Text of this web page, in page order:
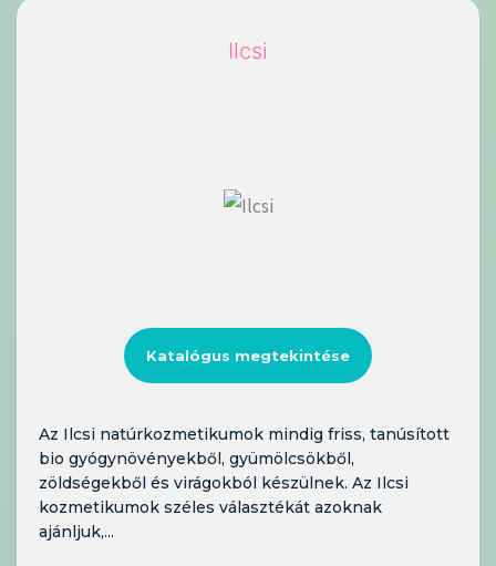
Ilcsi
Katalógus megtekintése
Az Ilcsi natúrkozmetikumok mindig friss, tanúsított
bio gyógynövényekből, gyümölcsökből,
zöldségekből és virágokból készülnek. Az Ilcsi
kozmetikumok széles választékát azoknak
ajánljuk,...